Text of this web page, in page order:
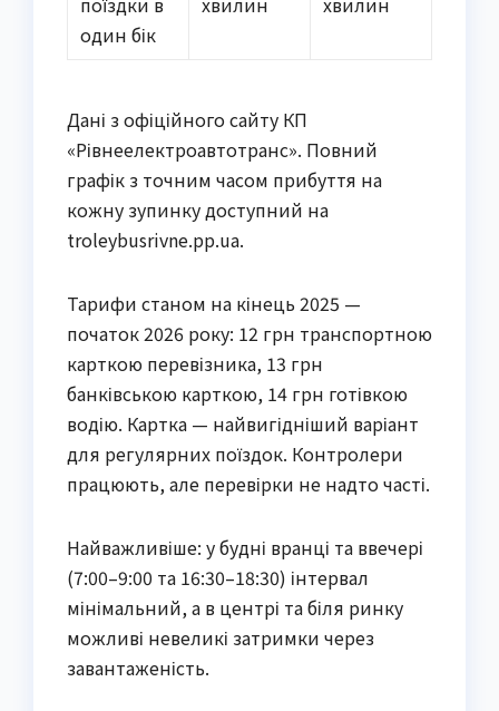
один бік
Дані з офіційного сайту КП
«Рівнеелектроавтотранс». Повний
графік з точним часом прибуття на
кожну зупинку доступний на
troleybusrivne.pp.ua.
Тарифи станом на кінець 2025 —
початок 2026 року: 12 грн транспортною
карткою перевізника, 13 грн
банківською карткою, 14 грн готівкою
водію. Картка — найвигідніший варіант
для регулярних поїздок. Контролери
працюють, але перевірки не надто часті.
Найважливіше: у будні вранці та ввечері
(7:00–9:00 та 16:30–18:30) інтервал
мінімальний, а в центрі та біля ринку
можливі невеликі затримки через
завантаженість.